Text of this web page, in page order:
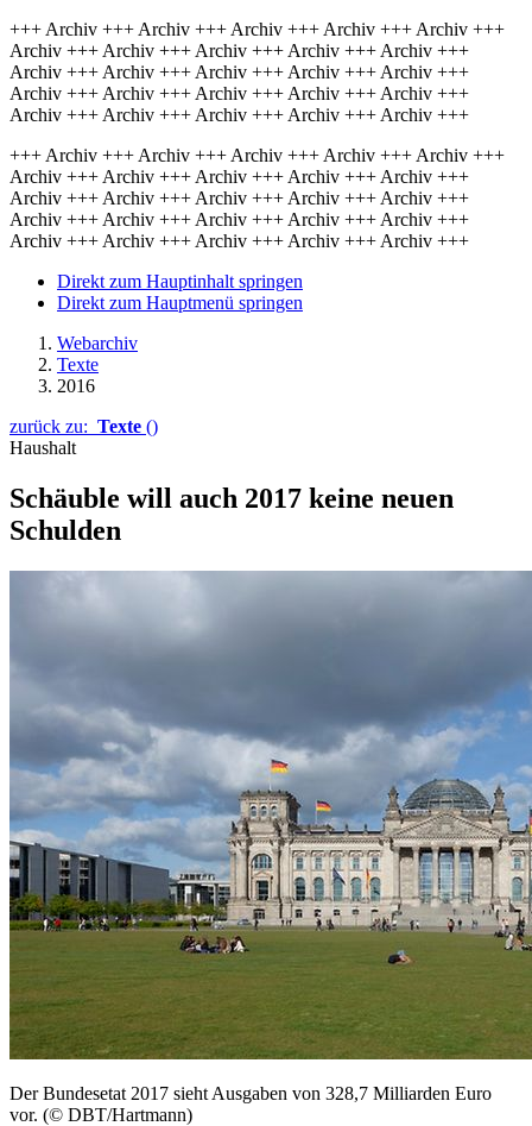
+++ Archiv +++ Archiv +++ Archiv +++ Archiv +++ Archiv +++
Archiv +++ Archiv +++ Archiv +++ Archiv +++ Archiv +++
Archiv +++ Archiv +++ Archiv +++ Archiv +++ Archiv +++
Archiv +++ Archiv +++ Archiv +++ Archiv +++ Archiv +++
Archiv +++ Archiv +++ Archiv +++ Archiv +++ Archiv +++
+++ Archiv +++ Archiv +++ Archiv +++ Archiv +++ Archiv +++
Archiv +++ Archiv +++ Archiv +++ Archiv +++ Archiv +++
Archiv +++ Archiv +++ Archiv +++ Archiv +++ Archiv +++
Archiv +++ Archiv +++ Archiv +++ Archiv +++ Archiv +++
Archiv +++ Archiv +++ Archiv +++ Archiv +++ Archiv +++
Direkt zum Hauptinhalt springen
Direkt zum Hauptmenü springen
Webarchiv
Texte
2016
zurück zu: Texte ()
Haushalt
Schäuble will auch 2017 keine neuen
Schulden
Der Bundesetat 2017 sieht Ausgaben von 328,7 Milliarden Euro
vor. (© DBT/Hartmann)